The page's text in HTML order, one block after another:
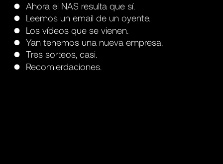
Ahora el NAS resulta que sí.
Leemos un email de un oyente.
Los vídeos que se vienen.
Yan tenemos una nueva empresa.
Tres sorteos, casi.
Recomierdaciones.